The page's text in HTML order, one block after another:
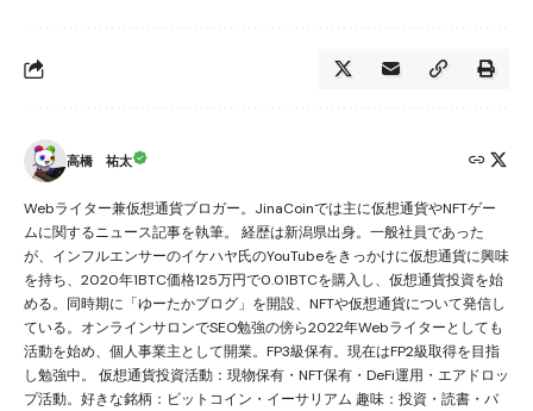
高橋 祐太
Webライター兼仮想通貨ブロガー。JinaCoinでは主に仮想通貨やNFTゲー
ムに関するニュース記事を執筆。 経歴は新潟県出身。一般社員であった
が、インフルエンサーのイケハヤ氏のYouTubeをきっかけに仮想通貨に興味
を持ち、2020年1BTC価格125万円で0.01BTCを購入し、仮想通貨投資を始
める。同時期に「ゆーたかブログ」を開設、NFTや仮想通貨について発信し
ている。オンラインサロンでSEO勉強の傍ら2022年Webライターとしても
活動を始め、個人事業主として開業。FP3級保有。現在はFP2級取得を目指
し勉強中。 仮想通貨投資活動：現物保有・NFT保有・DeFi運用・エアドロッ
プ活動。好きな銘柄：ビットコイン・イーサリアム 趣味：投資・読書・バ